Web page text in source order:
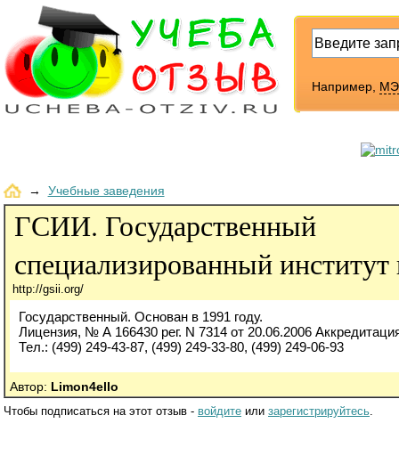
Например,
→ Учебные заведения
ГСИИ. Государственный
специализированный институт
http://gsii.org/
Государственный. Основан в 1991 году.
Лицензия, № А 166430 рег. N 7314 от 20.06.2006
Тел.: (499) 249-43-87, (499) 249-33-80, (499) 249-06-93
Автор: Limon4ello
Чтобы подписаться на этот отзыв - войдите или зарегистрируйтесь.